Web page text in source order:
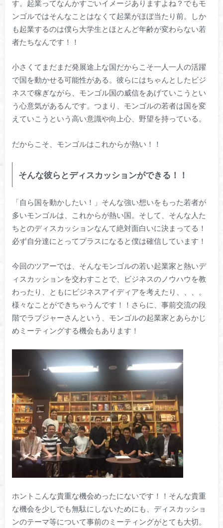
す。起業ってなんかすごいイメージありますよね？でもモ
ンゴルではそんなことはなくて起業がほぼ当たり前。しか
も起業するのは僕ら大学生とほとんど年齢が変わらない若
者たちなんです！！
小さくてまだまだ発展途上な国だからこそ一人一人の活躍
で国を動かせる可能性がある。彼らにはちゃんとしたビジ
ネスで稼ぎながら、モンゴル国の威信をあげていこうとい
う心意気があるんです。つまり、モンゴルの若者は国を変
えていこうという高い意識や向上心、野望を持っている。
だからこそ、モンゴルはこれからが熱い！！
そんな彼らとディスカッションができる！！
「自ら国を動かしたい！」そんな強い想いをもった若者が
多いモンゴルは、これからが熱い国。そして、そんな人た
ちとのディスカッションなんて絶対面白いに決まってる！
必ず自分達にとってプラスになると僕は確信しています！
今回のツアーでは、そんなモンゴルの若い起業家と熱いデ
ィスカッションを交わすことで、ビジネスのノウハウを教
わったり、ともにビジネスアイディアを考えたり、、、。
様々なことができちゃうんです！！さらに、事前交流の段
階でラブジャーさんという、モンゴルの起業家とあらかじ
めミーティングする機会もあります！
ホントこんな貴重な機会めったにないです！！そんな貴重
な機会を少しでも無駄にしないためにも、ディスカッショ
ンのテーマ等について事前のミーティングがとても大切。